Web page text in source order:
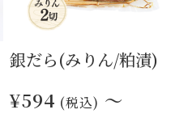
銀だら(みりん/粕漬)
¥594 (税込) ～